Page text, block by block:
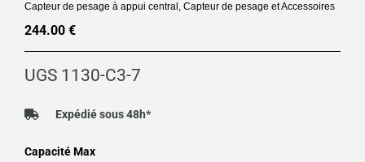
Capteur de pesage à appui central, Capteur de pesage et Accessoires
244.00 €
UGS 1130-C3-7
Expédié sous 48h*
Capacité Max
quantité